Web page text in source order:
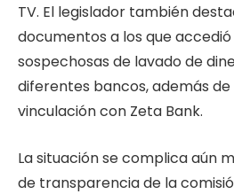
TV. El legislador también
documentos a los que
sospechosas de lavado de
diferentes bancos, además
vinculación con Zeta Bank.
La situación se complica aún
de transparencia de la